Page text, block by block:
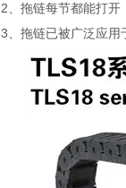
2、拖链每节都能打开
3、拖链已被广泛应用